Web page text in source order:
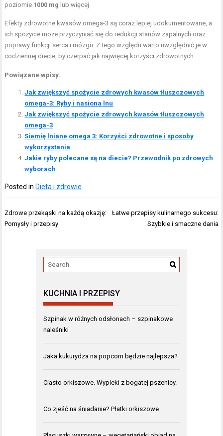
poziomie 1000 mg lub więcej.
Efekty zdrowotne kwasów omega-3 są coraz lepiej udokumentowane, a
ich spożycie może przyczyniać się do redukcji stanów zapalnych oraz
poprawy funkcji serca i mózgu. Z tego względu warto uwzględnić je w
codziennej diecie, by czerpać jak najwięcej korzyści zdrowotnych.
Powiązane wpisy:
Jak zwiększyć spożycie zdrowych kwasów tłuszczowych
omega-3: Ryby i nasiona lnu
Jak zwiększyć spożycie zdrowych kwasów tłuszczowych
omega-3
Siemię lniane omega 3: Korzyści zdrowotne i sposoby
wykorzystania
Jakie ryby polecane są na diecie? Przewodnik po zdrowych
wyborach
Posted in Dieta i zdrowie
Nawigacja
wpisu
Zdrowe przekąski na każdą okazję:
Pomysły i przepisy
Łatwe przepisy kulinarnego sukcesu:
Szybkie i smaczne dania
KUCHNIA I PRZEPISY
Szpinak w różnych odsłonach – szpinakowe
naleśniki
Jaka kukurydza na popcorn będzie najlepsza?
Ciasto orkiszowe. Wypieki z bogatej pszenicy.
Co zjeść na śniadanie? Płatki orkiszowe